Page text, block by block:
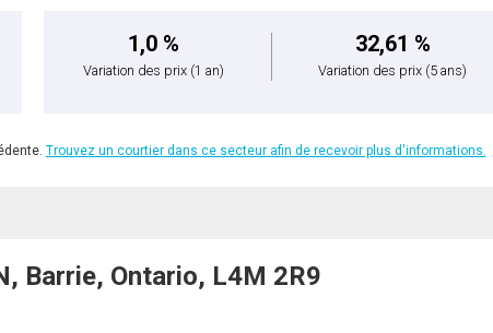
1,0 %
Variation des prix (1 an)
32,61 %
Variation des prix (5 ans)
Trouvez un courtier dans ce secteur afin de recevoir plus d'informations.
Barrie, Ontario, L4M 2R9